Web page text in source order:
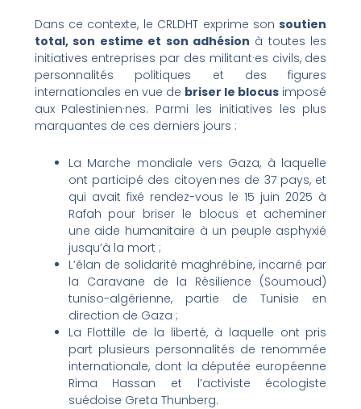
Dans ce contexte, le CRLDHT exprime sonsoutien
total, son estime et son adhésion à toutes les
initiatives entreprises par des militant·es civils, des
personnalités politiques et des figures
internationales en vue de briser le blocus imposé
aux Palestinien·nes. Parmi les initiatives les plus
marquantes de ces derniers jours :
La Marche mondiale vers Gaza, à laquelle
ont participé des citoyen·nes de 37 pays, et
qui avait fixé rendez-vous le 15 juin 2025 à
Rafah pour briser le blocus et acheminer
une aide humanitaire à un peuple asphyxié
jusqu’à la mort ;
L’élan de solidarité maghrébine, incarné par
la Caravane de la Résilience (Soumoud)
tuniso-algérienne, partie de Tunisie en
direction de Gaza ;
La Flottille de la liberté, à laquelle ont pris
part plusieurs personnalités de renommée
internationale, dont la députée européenne
Rima Hassan et l’activiste écologiste
suédoise Greta Thunberg.